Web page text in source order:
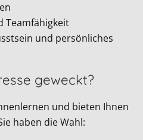
Teamfähigkeit
und persönliches
geweckt?
und bieten Ihnen
haben die Wahl: